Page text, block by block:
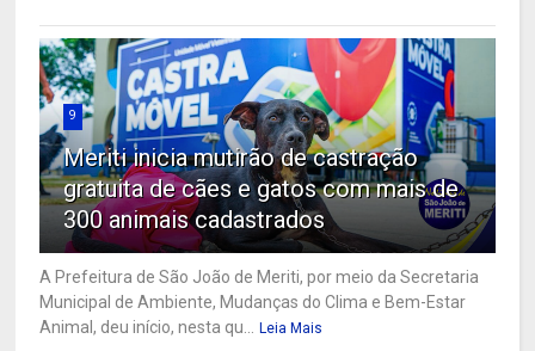
9
Meriti inicia mutirão de castração
gratuita de cães e gatos com mais de
300 animais cadastrados
A Prefeitura de São João de Meriti, por meio da Secretaria
Municipal de Ambiente, Mudanças do Clima e Bem-Estar
Animal, deu início, nesta qu... Leia Mais